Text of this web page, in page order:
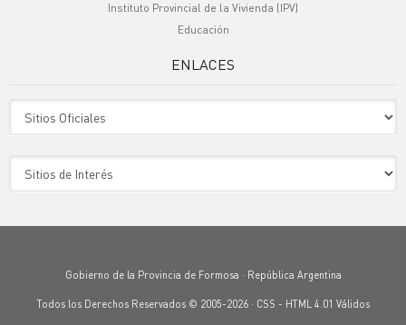
Instituto Provincial de la Vivienda (IPV)
Educación
ENLACES
Gobierno de la Provincia de Formosa · República Argentina
Todos los Derechos Reservados © 2005-2026 · CSS - HTML 4.01 Válidos